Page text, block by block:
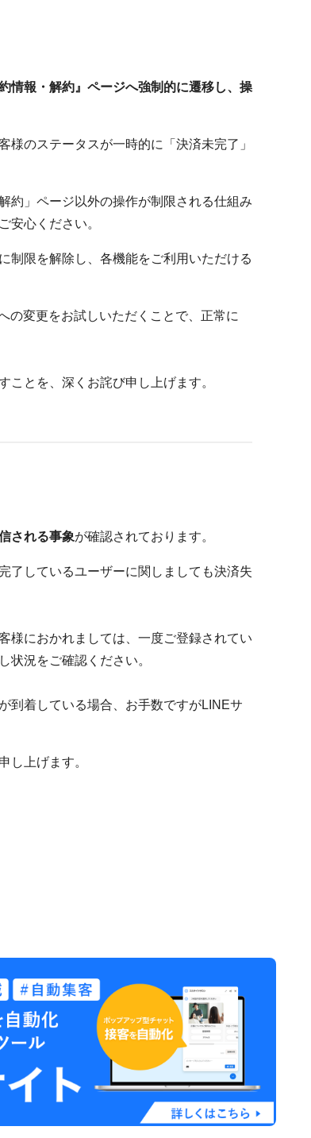
情報・解約』ページへ強制的に遷移し、操
のステータスが一時的に「決済未完了」
約」ページ以外の操作が制限される仕組み
安心ください。
制限を解除し、各機能をご利用いただける
の変更をお試しいただくことで、正常に
ことを、深くお詫び申し上げます。
される事象が確認されております。
了しているユーザーに関しましても決済失
様におかれましては、一度ご登録されてい
状況をご確認ください。
到着している場合、お手数ですがLINEサ
し上げます。